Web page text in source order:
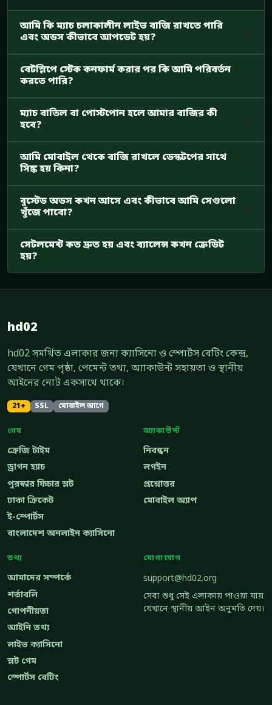
আমি কি ম্যাচ চলাকালীন লাইভ বাজি রাখতে পারি
এবং অডস কীভাবে আপডেট হয়?
বেটস্লিপে স্টেক কনফার্ম করার পর কি আমি পরিবর্তন
করতে পারি?
ম্যাচ বাতিল বা পোস্টপোন হলে আমার বাজির কী
হবে?
আমি মোবাইল থেকে বাজি রাখলে ডেস্কটপের সাথে
সিঙ্ক হয় কিনা?
বুস্টেড অডস কখন আসে এবং কীভাবে আমি সেগুলো
খুঁজে পাবো?
সেটলমেন্ট কত দ্রুত হয় এবং ব্যালেন্স কখন ক্রেডিট
হয়?
hd02
hd02 সমর্থিত এলাকার জন্য ক্যাসিনো ও স্পোর্টস বেটিং কেন্দ্র,
যেখানে গেম পৃষ্ঠা, পেমেন্ট তথ্য, অ্যাকাউন্ট সহায়তা ও স্থানীয়
আইনের নোট একসাথে থাকে।
21+ SSL মোবাইল আগে
গেম
ক্রেজি টাইম
ড্রাগন হ্যাচ
পুরস্কার ফিচার স্লট
ঢাকা ক্রিকেট
ই-স্পোর্টস
বাংলাদেশ অনলাইন ক্যাসিনো
অ্যাকাউন্ট
নিবন্ধন
লগইন
প্রশ্নোত্তর
মোবাইল অ্যাপ
তথ্য
আমাদের সম্পর্কে
শর্তাবলি
গোপনীয়তা
আইনি তথ্য
লাইভ ক্যাসিনো
স্লট গেম
স্পোর্টস বেটিং
যোগাযোগ
support@hd02.org
সেবা শুধু সেই এলাকায় পাওয়া যায়
যেখানে স্থানীয় আইন অনুমতি দেয়।